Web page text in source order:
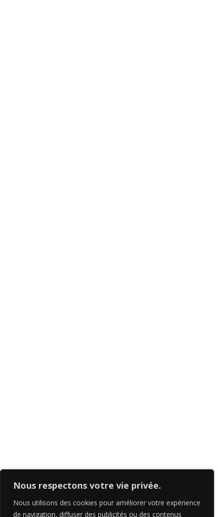
Nous respectons votre vie privée.
Nous utilisons des cookies pour améliorer votre expérience
de navigation, diffuser des publicités ou des contenus
info@richardcavalleri.com